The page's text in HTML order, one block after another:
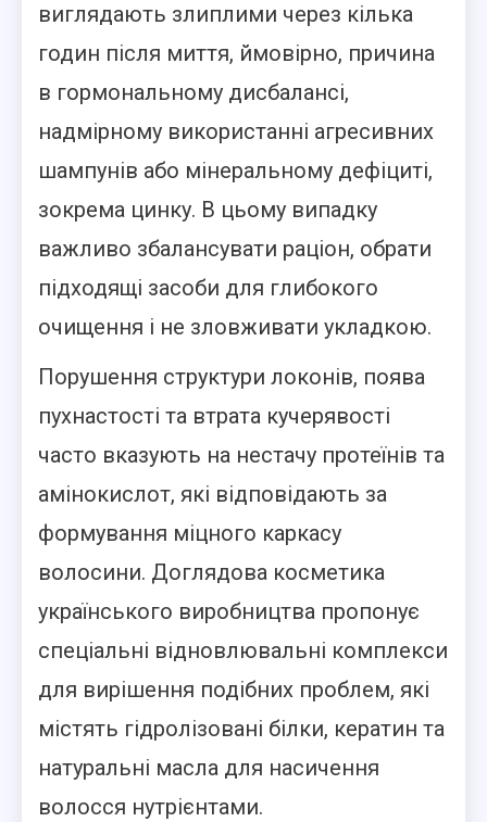
виглядають злиплими через кілька
годин після миття, ймовірно, причина
в гормональному дисбалансі,
надмірному використанні агресивних
шампунів або мінеральному дефіциті,
зокрема цинку. В цьому випадку
важливо збалансувати раціон, обрати
підходящі засоби для глибокого
очищення і не зловживати укладкою.
Порушення структури локонів, поява
пухнастості та втрата кучерявості
часто вказують на нестачу протеїнів та
амінокислот, які відповідають за
формування міцного каркасу
волосини. Доглядова косметика
українського виробництва пропонує
спеціальні відновлювальні комплекси
для вирішення подібних проблем, які
містять гідролізовані білки, кератин та
натуральні масла для насичення
волосся нутрієнтами.